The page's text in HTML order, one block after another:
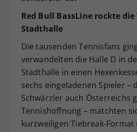
Red Bull BassLine rockte die
Stadthalle
Die tausenden Tennisfans
verwandelten die Halle D in
Stadthalle in einen
sechs eingeladenen Spieler
Schwärzler auch Österreichs
Tennishoffnung – matchten
kurzweiligen Tiebreak-